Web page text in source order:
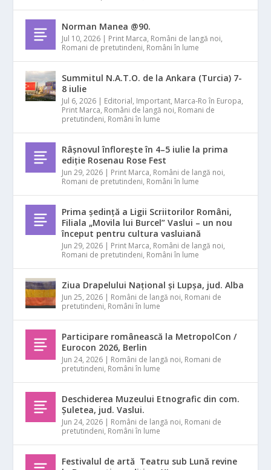
Norman Manea @90.
Jul 10, 2026 | Print Marca, Români de langă noi,
Romani de pretutindeni, Români în lume
Summitul N.A.T.O. de la Ankara (Turcia) 7-
8 iulie
Jul 6, 2026 | Editorial, Important, Marca-Ro în Europa,
Print Marca, Români de langă noi, Romani de
pretutindeni, Români în lume
Râșnovul înflorește în 4–5 iulie la prima
ediție Rosenau Rose Fest
Jun 29, 2026 | Print Marca, Români de langă noi,
Romani de pretutindeni, Români în lume
Prima ședință a Ligii Scriitorilor Români,
Filiala „Movila lui Burcel” Vaslui – un nou
început pentru cultura vasluiană
Jun 29, 2026 | Print Marca, Români de langă noi,
Romani de pretutindeni, Români în lume
Ziua Drapelului Național și Lupșa, jud. Alba
Jun 25, 2026 | Români de langă noi, Romani de
pretutindeni, Români în lume
Participare românească la MetropolCon /
Eurocon 2026, Berlin
Jun 24, 2026 | Români de langă noi, Romani de
pretutindeni, Români în lume
Deschiderea Muzeului Etnografic din com.
Șuletea, jud. Vaslui.
Jun 24, 2026 | Români de langă noi, Romani de
pretutindeni, Români în lume
Festivalul de artă Teatru sub Lună revine